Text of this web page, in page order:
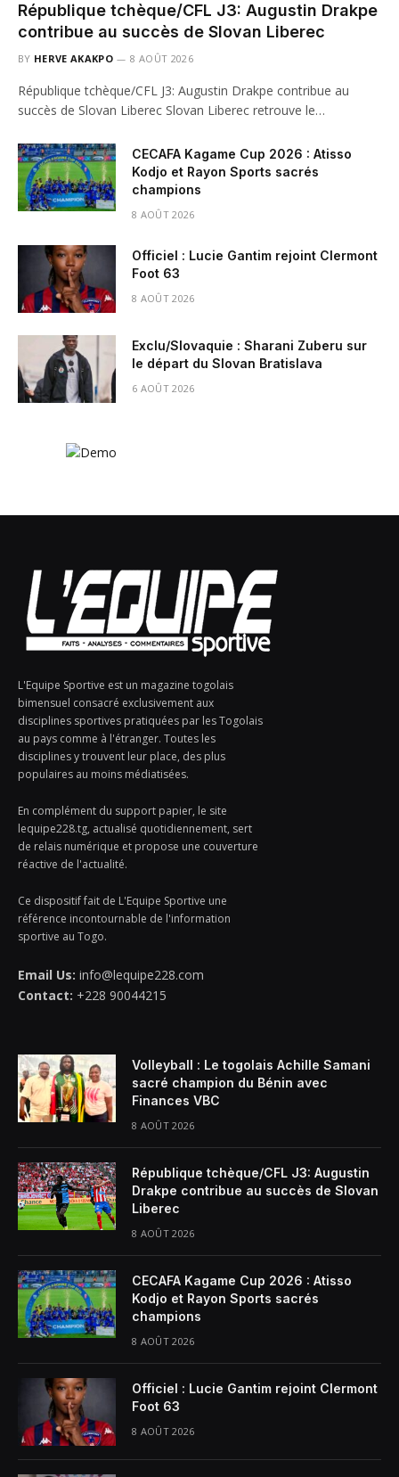
République tchèque/CFL J3: Augustin Drakpe
contribue au succès de Slovan Liberec
BY HERVE AKAKPO 8 AOÛT 2026
République tchèque/CFL J3: Augustin Drakpe contribue au
succès de Slovan Liberec Slovan Liberec retrouve le…
CECAFA Kagame Cup 2026 : Atisso
Kodjo et Rayon Sports sacrés
champions
8 AOÛT 2026
Officiel : Lucie Gantim rejoint Clermont
Foot 63
8 AOÛT 2026
Exclu/Slovaquie : Sharani Zuberu sur
le départ du Slovan Bratislava
6 AOÛT 2026
L'Equipe Sportive est un magazine togolais
bimensuel consacré exclusivement aux
disciplines sportives pratiquées par les Togolais
au pays comme à l'étranger. Toutes les
disciplines y trouvent leur place, des plus
populaires au moins médiatisées.
En complément du support papier, le site
lequipe228.tg, actualisé quotidiennement, sert
de relais numérique et propose une couverture
réactive de l'actualité.
Ce dispositif fait de L'Equipe Sportive une
référence incontournable de l'information
sportive au Togo.
Email Us: info@lequipe228.com
Contact: +228 90044215
Volleyball : Le togolais Achille Samani
sacré champion du Bénin avec
Finances VBC
8 AOÛT 2026
République tchèque/CFL J3: Augustin
Drakpe contribue au succès de Slovan
Liberec
8 AOÛT 2026
CECAFA Kagame Cup 2026 : Atisso
Kodjo et Rayon Sports sacrés
champions
8 AOÛT 2026
Officiel : Lucie Gantim rejoint Clermont
Foot 63
8 AOÛT 2026